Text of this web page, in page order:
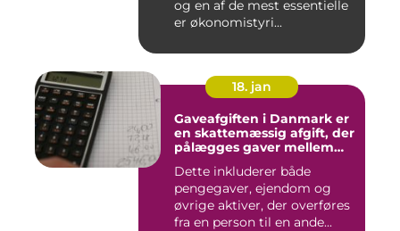
og en af de mest essentielle
er økonomistyri...
18. jan
Gaveafgiften i Danmark er
en skattemæssig afgift, der
pålægges gaver mellem
Dette inkluderer både
pengegaver, ejendom og
øvrige aktiver, der overføres
fra en person til en ande...